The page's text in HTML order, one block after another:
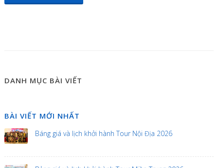
DANH MỤC BÀI VIẾT
BÀI VIẾT MỚI NHẤT
Báng giá và lịch khởi hành Tour Nội Địa 2026